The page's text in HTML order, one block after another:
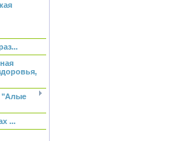
"Алые
...